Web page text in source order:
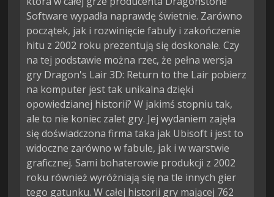
Software wypadła naprawdę świetnie. Zarówno
początek, jak i rozwinięcie fabuły i zakończenie
hitu z 2002 roku prezentują się doskonale. Czy
na tej podstawie można rzec, że pełna wersja
gry Dragon's Lair 3D: Return to the Lair pobierz
na komputer jest tak unikalna dzięki
opowiedzianej historii? W jakimś stopniu tak,
ale to nie koniec zalet gry. Jej wydaniem zajęła
się doświadczona firma taka jak Ubisoft i jest to
widoczne zarówno w fabule, jak i w warstwie
graficznej. Sami bohaterowie produkcji z 2002
roku również wyróżniają się na tle innych gier
tego gatunku. W całej historii gry mającej 762